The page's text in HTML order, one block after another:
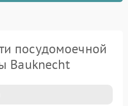
посудомоечной
Bauknecht